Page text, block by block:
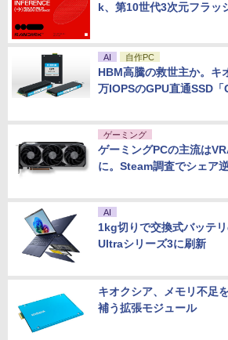
k、第10世代3次元フラッ
AI 自作PC
HBM高騰の救世主か。キ
万IOPSのGPU直通SSD「
ゲーミング
ゲーミングPCの主流は
に。Steam調査でシェア
AI
1kg切りで交換式バッテ
Ultraシリーズ3に刷新
キオクシア、メモリ不足
補う拡張モジュール